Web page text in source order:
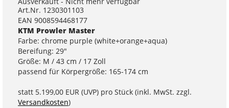
Art.Nr. 1230301103
EAN 9008594468177
KTM Prowler Master
Farbe: chrome purple (white+orange+aqua)
Bereifung: 29"
Größe: M / 43 cm / 17 Zoll
passend für Körpergröße: 165-174 cm
statt 5.199,00 EUR (UVP) pro Stück (inkl. MwSt. zzgl.
Versandkosten)